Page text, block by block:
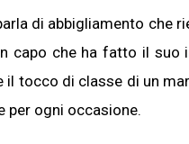
di abbigliamento che
capo che ha fatto il suo
tocco di classe di un
per ogni occasione.